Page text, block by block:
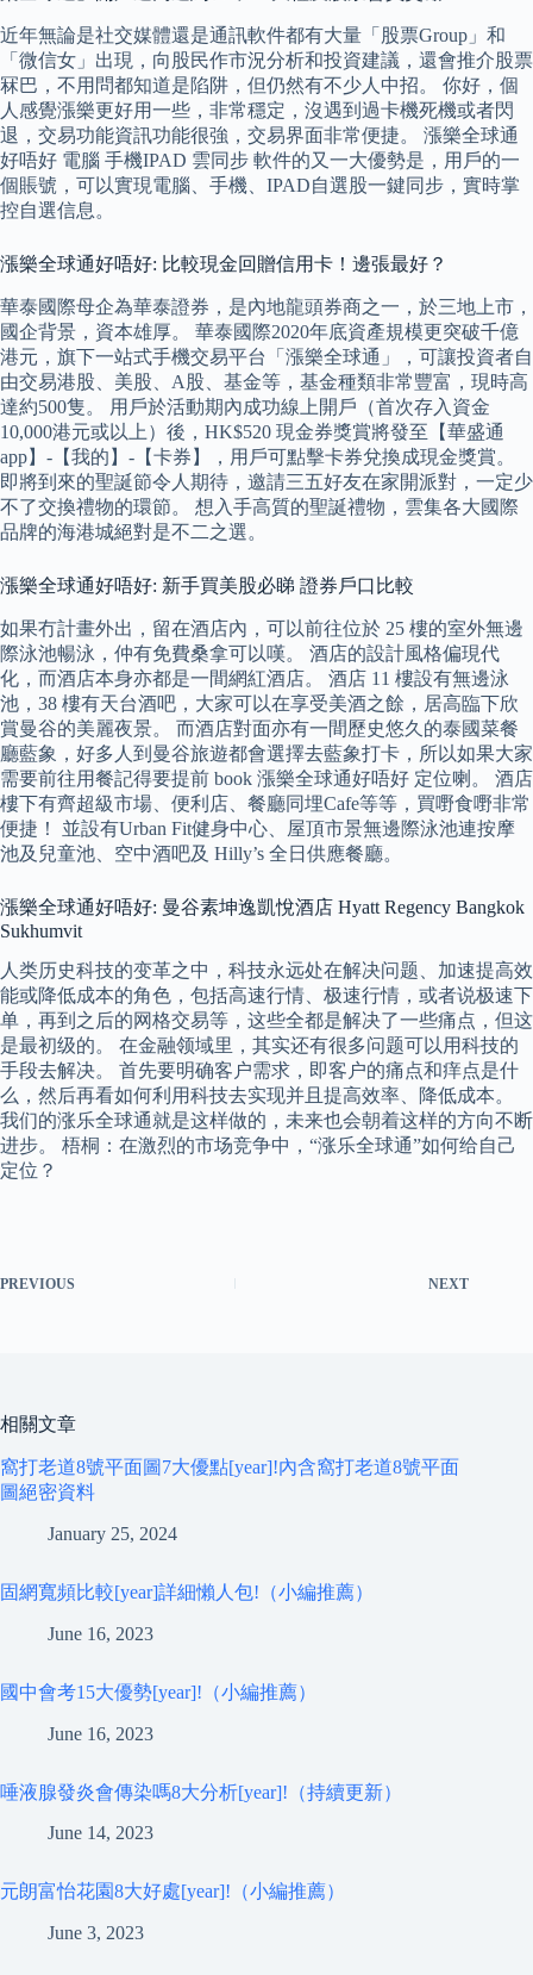
近年無論是社交媒體還是通訊軟件都有大量「股票Group」和
「微信女」出現，向股民作市況分析和投資建議，還會推介股票
冧巴，不用問都知道是陷阱，但仍然有不少人中招。 你好，個
人感覺漲樂更好用一些，非常穩定，沒遇到過卡機死機或者閃
退，交易功能資訊功能很強，交易界面非常便捷。 漲樂全球通
好唔好 電腦 手機IPAD 雲同步 軟件的又一大優勢是，用戶的一
個賬號，可以實現電腦、手機、IPAD自選股一鍵同步，實時掌
控自選信息。
漲樂全球通好唔好: 比較現金回贈信用卡！邊張最好？
華泰國際母企為華泰證券，是內地龍頭券商之一，於三地上市，
國企背景，資本雄厚。 華泰國際2020年底資產規模更突破千億
港元，旗下一站式手機交易平台「漲樂全球通」，可讓投資者自
由交易港股、美股、A股、基金等，基金種類非常豐富，現時高
達約500隻。 用戶於活動期內成功線上開戶（首次存入資金
10,000港元或以上）後，HK$520 現金券獎賞將發至【華盛通
app】-【我的】-【卡券】，用戶可點擊卡券兌換成現金獎賞。
即將到來的聖誕節令人期待，邀請三五好友在家開派對，一定少
不了交換禮物的環節。 想入手高質的聖誕禮物，雲集各大國際
品牌的海港城絕對是不二之選。
漲樂全球通好唔好: 新手買美股必睇 證券戶口比較
如果冇計畫外出，留在酒店內，可以前往位於 25 樓的室外無邊
際泳池暢泳，仲有免費桑拿可以嘆。 酒店的設計風格偏現代
化，而酒店本身亦都是一間網紅酒店。 酒店 11 樓設有無邊泳
池，38 樓有天台酒吧，大家可以在享受美酒之餘，居高臨下欣
賞曼谷的美麗夜景。 而酒店對面亦有一間歷史悠久的泰國菜餐
廳藍象，好多人到曼谷旅遊都會選擇去藍象打卡，所以如果大家
需要前往用餐記得要提前 book 漲樂全球通好唔好 定位喇。 酒店
樓下有齊超級市場、便利店、餐廳同埋Cafe等等，買嘢食嘢非常
便捷！ 並設有Urban Fit健身中心、屋頂市景無邊際泳池連按摩
池及兒童池、空中酒吧及 Hilly’s 全日供應餐廳。
漲樂全球通好唔好: 曼谷素坤逸凱悅酒店 Hyatt Regency Bangkok
Sukhumvit
人类历史科技的变革之中，科技永远处在解决问题、加速提高效
能或降低成本的角色，包括高速行情、极速行情，或者说极速下
单，再到之后的网格交易等，这些全都是解决了一些痛点，但这
是最初级的。 在金融领域里，其实还有很多问题可以用科技的
手段去解决。 首先要明确客户需求，即客户的痛点和痒点是什
么，然后再看如何利用科技去实现并且提高效率、降低成本。
我们的涨乐全球通就是这样做的，未来也会朝着这样的方向不断
进步。 梧桐：在激烈的市场竞争中，“涨乐全球通”如何给自己
定位？
PREVIOUS NEXT
相關文章
窩打老道8號平面圖7大優點[year]!內含窩打老道8號平面
圖絕密資料
January 25, 2024
固網寬頻比較[year]詳細懶人包!（小編推薦）
June 16, 2023
國中會考15大優勢[year]!（小編推薦）
June 16, 2023
唾液腺發炎會傳染嗎8大分析[year]!（持續更新）
June 14, 2023
元朗富怡花園8大好處[year]!（小編推薦）
June 3, 2023